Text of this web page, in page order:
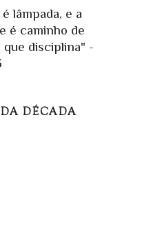
lâmpada, e a
é caminho de
que disciplina" -
DÉCADA